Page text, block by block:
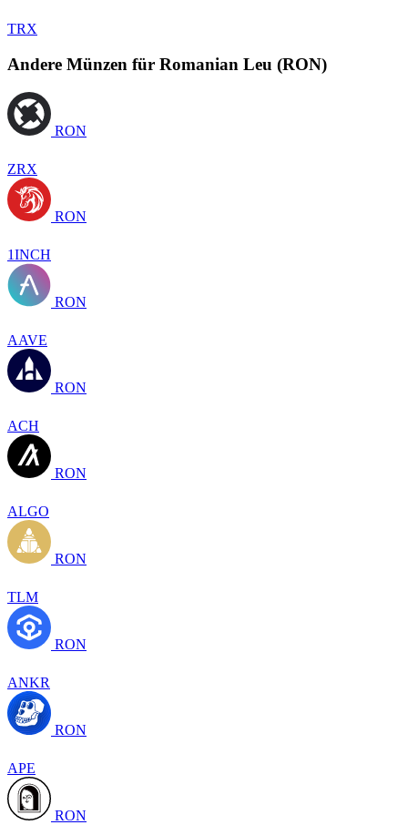
TRX
Andere Münzen für Romanian Leu (RON)
RON
ZRX
RON
1INCH
RON
AAVE
RON
ACH
RON
ALGO
RON
TLM
RON
ANKR
RON
APE
RON